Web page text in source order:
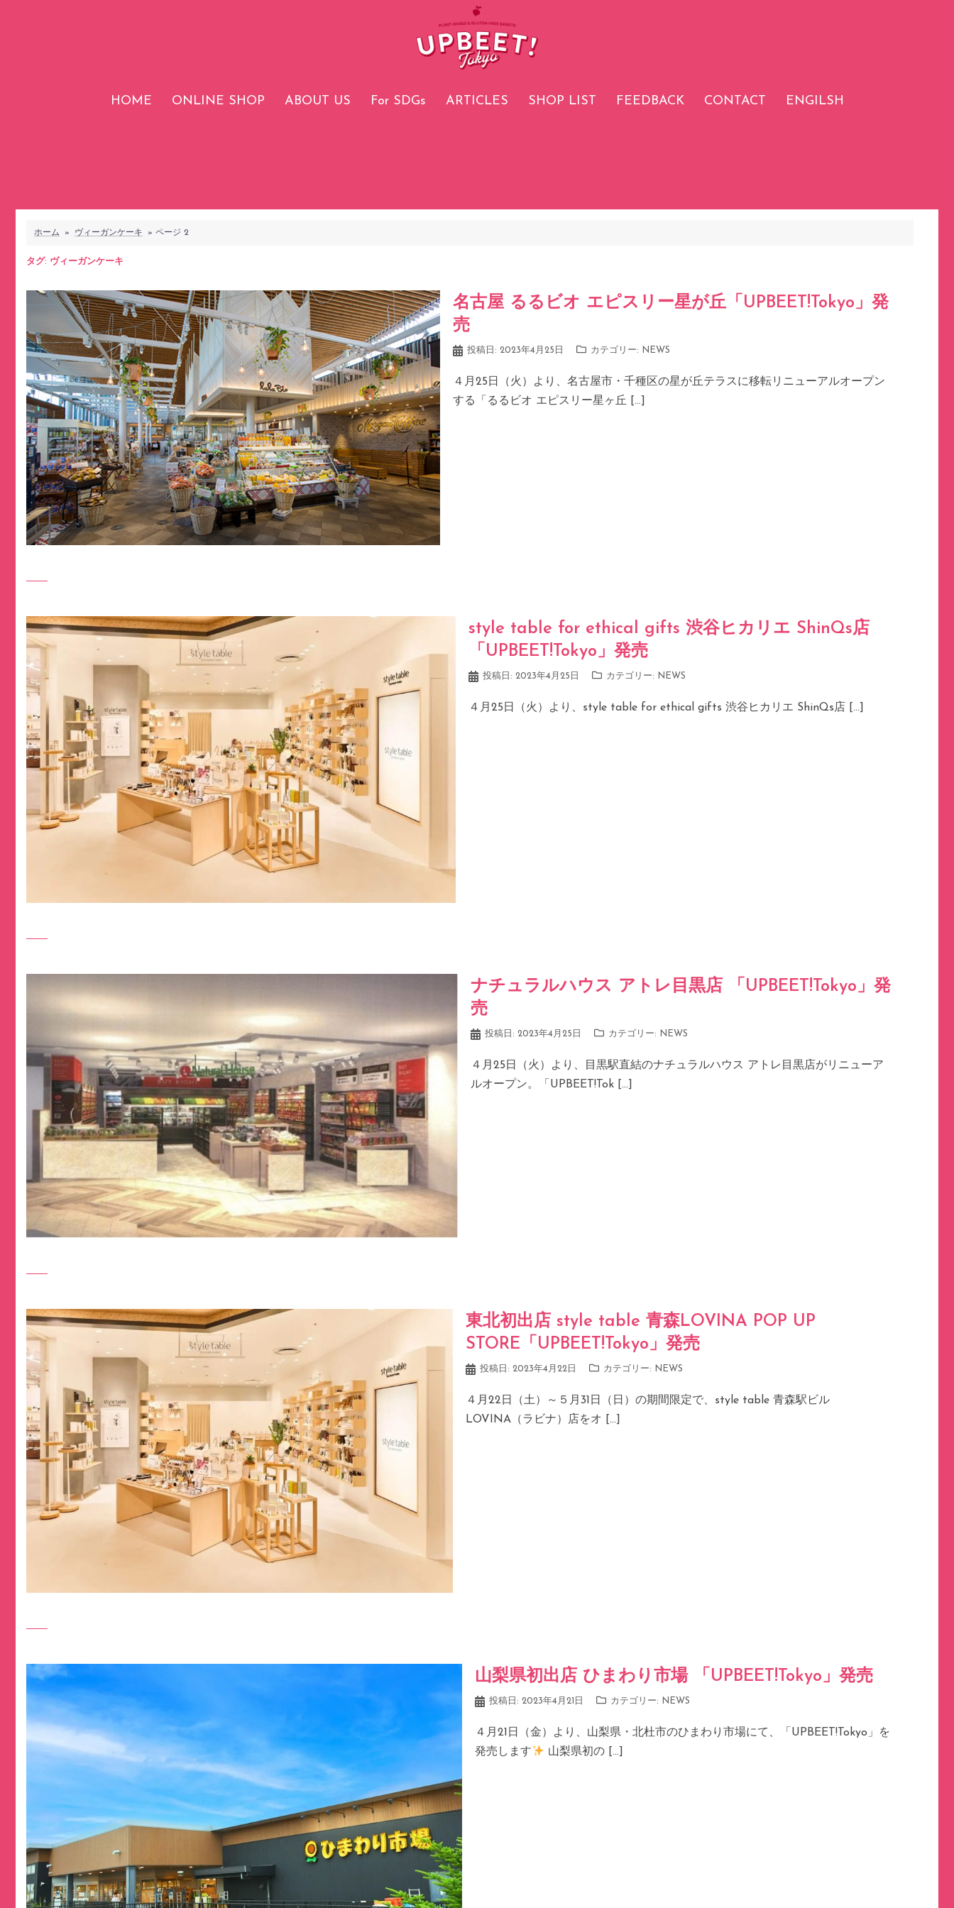
HOME ONLINE SHOP ABOUT US For SDGs ARTICLES SHOP LIST FEEDBACK CONTACT ENGILSH
ホーム » ヴィーガンケーキ » ページ 2
タグ: ヴィーガンケーキ
名古屋 るるビオ エピスリー星が丘「UPBEET!Tokyo」発
売
投稿日: 2023年4月25日 カテゴリー: NEWS
４月25日（火）より、名古屋市・千種区の星が丘テラスに移転リニューアルオープン
する「るるビオ エピスリー星ヶ丘 […]
style table for ethical gifts 渋谷ヒカリエ ShinQs店
「UPBEET!Tokyo」発売
投稿日: 2023年4月25日 カテゴリー: NEWS
４月25日（火）より、style table for ethical gifts 渋谷ヒカリエ ShinQs店 […]
ナチュラルハウス アトレ目黒店 「UPBEET!Tokyo」発
売
投稿日: 2023年4月25日 カテゴリー: NEWS
４月25日（火）より、目黒駅直結のナチュラルハウス アトレ目黒店がリニューア
ルオープン。「UPBEET!Tok […]
東北初出店 style table 青森LOVINA POP UP
STORE「UPBEET!Tokyo」発売
投稿日: 2023年4月22日 カテゴリー: NEWS
４月22日（土）～５月31日（日）の期間限定で、style table 青森駅ビル
LOVINA（ラビナ）店をオ […]
山梨県初出店 ひまわり市場 「UPBEET!Tokyo」発売
投稿日: 2023年4月21日 カテゴリー: NEWS
４月21日（金）より、山梨県・北杜市のひまわり市場にて、「UPBEET!Tokyo」を
発売します
山梨県初の […]